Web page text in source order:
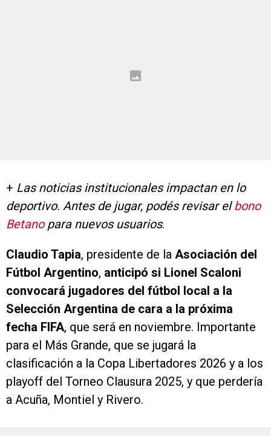
+ Las noticias institucionales impactan en lo
deportivo. Antes de jugar, podés revisar elbono
Betanopara nuevos usuarios.
Claudio Tapia, presidente de la Asociación del
Fútbol Argentino, anticipó si Lionel Scaloni
convocará jugadores del fútbol local a la
Selección Argentina de cara a la próxima
fecha FIFA, que será en noviembre. Importante
para el Más Grande, que se jugará la
clasificación a la Copa Libertadores 2026 y a los
playoff del Torneo Clausura 2025, y que perdería
a Acuña, Montiel y Rivero.